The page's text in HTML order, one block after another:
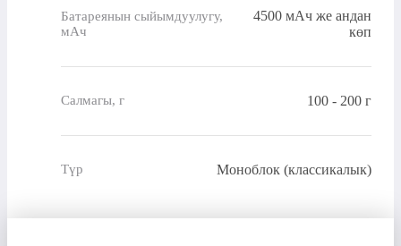
Батареянын сыйымдуулугу,
мАч
4500 мАч же андан
көп
Салмагы, г 100 - 200 г
Түр Моноблок (классикалык)